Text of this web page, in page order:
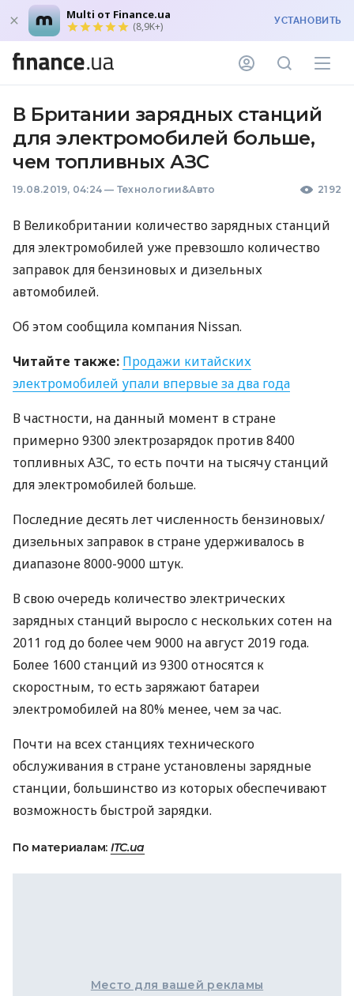
Multi от Finance.ua
(8,9K+) УСТАНОВИТЬ
В Британии зарядных станций
для электромобилей больше,
чем топливных АЗС
19.08.2019, 04:24 — Технологии&Авто 2192
В Великобритании количество зарядных станций
для электромобилей уже превзошло количество
заправок для бензиновых и дизельных
автомобилей.
Об этом сообщила компания Nissan.
Читайте также: Продажи китайских
электромобилей упали впервые за два года
В частности, на данный момент в стране
примерно 9300 электрозарядок против 8400
топливныхАЗС, то есть почти на тысячу станций
для электромобилей больше.
Последние десять лет численность бензиновых/
дизельных заправок в стране удерживалось в
диапазоне 8000-9000 штук.
В свою очередь количество электрических
зарядных станций выросло с нескольких сотен на
2011 год до более чем 9000 на август 2019 года.
Более 1600 станций из 9300 относятся к
скоростным, то есть заряжают батареи
электромобилей на 80% менее, чем за час.
Почти на всех станциях технического
обслуживания в стране установлены зарядные
станции, большинство из которых обеспечивают
возможность быстрой зарядки.
По материалам: ITC.ua
Место для вашей рекламы